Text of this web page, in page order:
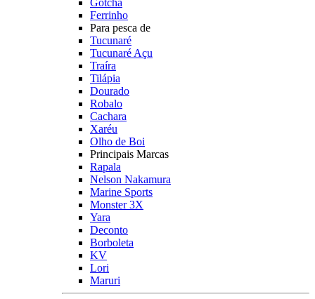
Gotcha
Ferrinho
Para pesca de
Tucunaré
Tucunaré Açu
Traíra
Tilápia
Dourado
Robalo
Cachara
Xaréu
Olho de Boi
Principais Marcas
Rapala
Nelson Nakamura
Marine Sports
Monster 3X
Yara
Deconto
Borboleta
KV
Lori
Maruri